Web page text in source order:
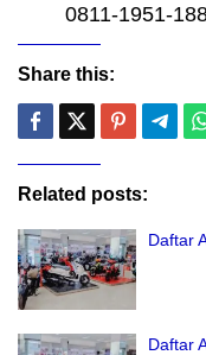
0811-1951-
Share this:
Related posts:
Daftar
Daftar